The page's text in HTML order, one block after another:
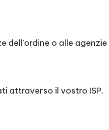
dell'ordine o alle
attraverso il vostro ISP.